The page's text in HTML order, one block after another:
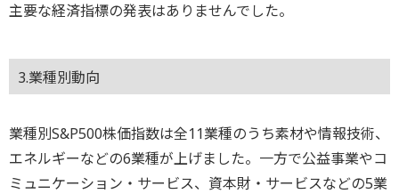
主要な経済指標の発表はありませんでした。
3.業種別動向
業種別S&P500株価指数は全11業種のうち素材や情報技術、
エネルギーなどの6業種が上げました。一方で公益事業やコ
ミュニケーション・サービス、資本財・サービスなどの5業